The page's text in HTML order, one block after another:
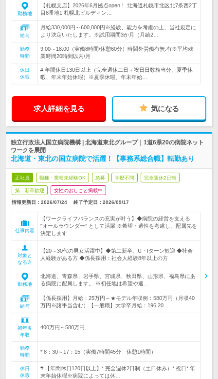
勤務地
【札幌支店】2026年6月拠点open！ 北海道札幌市北区北7条西2丁
目8番地1 札幌北ビルディン…
給与
月給330,000円～600,000円※経験、能力を考慮の上、当社規定に
より決定いたします。※試用期間3か月（月給2…
勤務
時間
9:00～18:00（実働8時間/休憩60分）時間外労働有無:有※平均残
業時間20時間以内/月
休日
休暇
# 年間休日130日以上（完全週休二日＋祝日日数相当分、夏季休
暇、年末年始休暇）※夏季休暇、年末年始…
求人詳細を見る 気になる
独立行政法人国立病院機構 | 北海道東北グループ｜1道6県20の病院ネット
ワークを展開
北海道・東北の国立病院で活躍！【事務系総合職】転勤あり
正社員 職種・業種未経験OK 急募 学歴不問 完全週休2日制
第二新卒歓迎 女性のおしごと掲載中
情報更新日：2026/07/24 終了予定日： 2026/09/17
仕事内容
【ワークライフバランスの充実が叶う】◆病院の経営を支える
"オールラウンダー” として活躍 ※希望・適性を考慮し、配属先を
決定します
対象と
なる方
【20～30代の男女活躍中】◆第二新卒、U・Iターン歓迎 ◆社会
人経験がある方 ◆係長採用：社会人経験8年以上の方
勤務地
北海道、青森県、岩手県、宮城県、秋田県、山形県、福島県にあ
る病院に配属します。 ※初任地は希望や適…
給与
【係長採用】月給：25万円～★モデル年収例：580万円（月収40
万円※諸手当含む）【一般職】大学卒月給：196,20…
初年度
年収
400万円～580万円
勤務
時間
* 8：30～17：15（実働7時間45分 休憩1時間）
休日
休暇
# 【年間休日120日以上】* 完全週休2日制（土日休み）* 祝日* 年
末年始休暇※病院によっては休…